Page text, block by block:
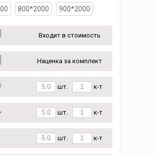
800*2000 900*2000
Входит в стоимость
Наценка за комплект
шт. к-т
шт. к-т
шт. к-т